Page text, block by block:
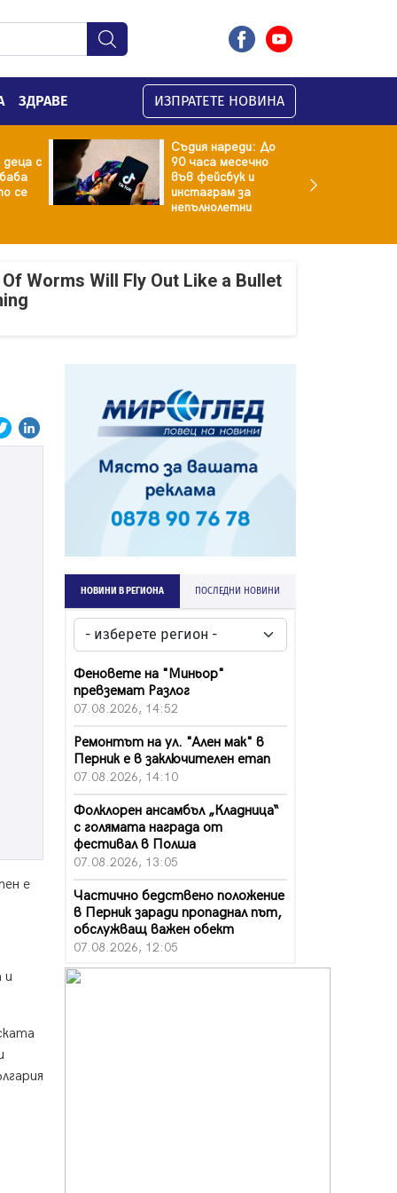
ЗДРАВЕ ИЗПРАТЕТЕ НОВИНА
с
се
Съдия нареди: До
90 часа месечно
във фейсбук и
инстаграм за
непълнолетни
Worms Will Fly Out Like a Bullet
е
и
НОВИНИ В РЕГИОНА ПОСЛЕДНИ НОВИНИ
Феновете на "Миньор"
превземат Разлог
07.08.2026, 14:52
Ремонтът на ул. "Ален мак" в
Перник е в заключителен етап
07.08.2026, 14:10
Фолклорен ансамбъл „Кладница“
с голямата награда от
фестивал в Полша
07.08.2026, 13:05
Частично бедствено положение
в Перник заради пропаднал път,
обслужващ важен обект
07.08.2026, 12:05
Да отговорим на жегите с филм